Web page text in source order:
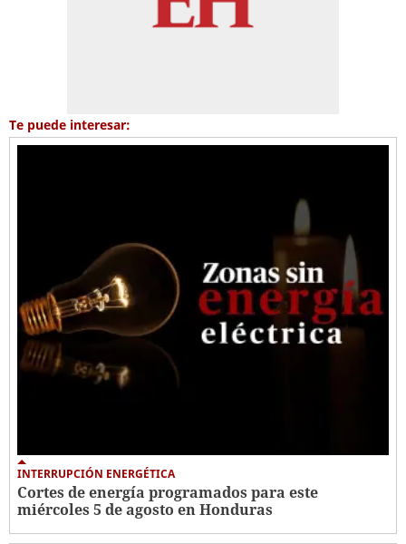
Te puede interesar:
INTERRUPCIÓN ENERGÉTICA
Cortes de energía programados para este
miércoles 5 de agosto en Honduras